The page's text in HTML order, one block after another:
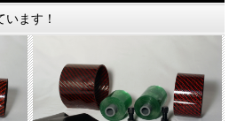
ます！